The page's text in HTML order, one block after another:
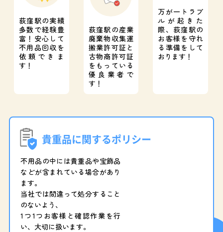
荻窪駅の実績
多数で経験豊
富！ 安心して
不用品回収を
依頼できま
す！
荻窪駅の産業
廃棄物収集運
搬業許可証と
古物商許可証
をもっている
優良業者で
す！
万が一トラブ
ルが起きた
際、 荻窪駅の
お客様を守れ
る準備をして
おります！
貴重品に関するポリシー
不用品の中には貴重品や宝飾品
などが含まれている場合があり
ます。
当社では間違って処分すること
のないよう、
1つ1つお客様と確認作業を行
い、大切に扱います。